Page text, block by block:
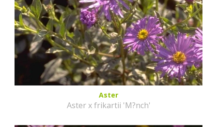
Aster
Aster x frikartii 'M?nch'